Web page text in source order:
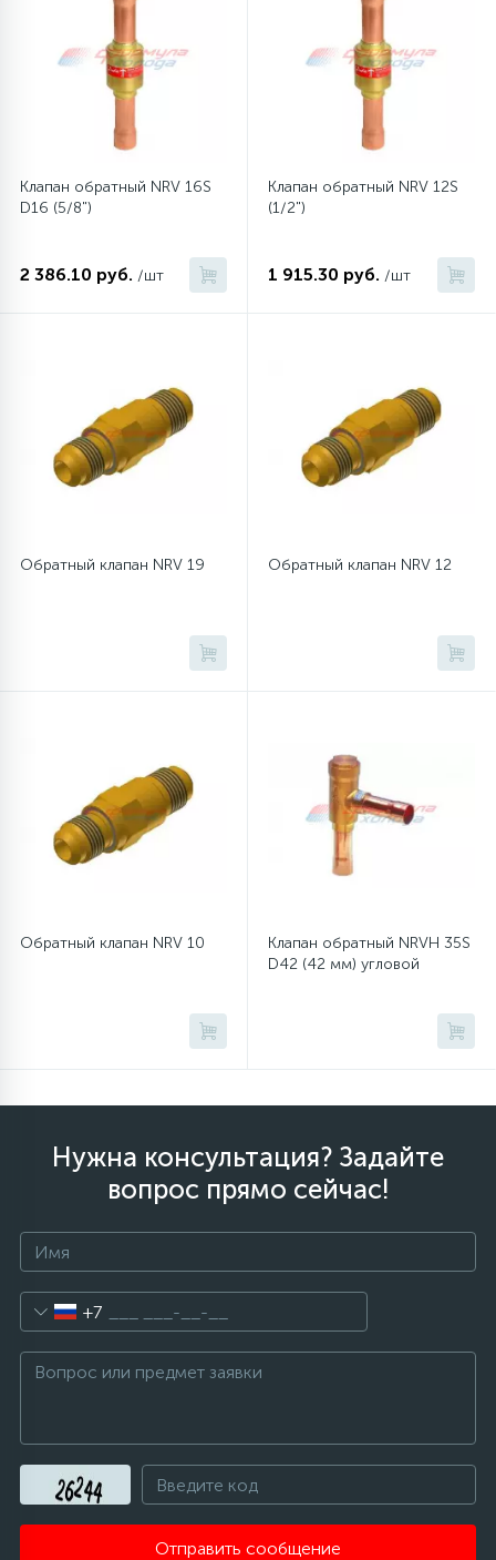
Сливные фильтры
Смазки
Стекла люка
Суппорты (ступицы)
ТЭНы (нагревательные элементы)
Шкивы барабана
Шланги залива
Щетки двигателя
Электронные модули
Клапан обратный NRV 16S
D16 (5/8")
2 386.10 руб. /шт
Клапан обратный NRV 12S
(1/2")
1 915.30 руб. /шт
Обратный клапан NRV 19 Обратный клапан NRV 12
Обратный клапан NRV 10
Клапан обратный NRVH 35S
D42 (42 мм) угловой
Нужна консультация? Задайте
вопрос прямо сейчас!
+7
Отправить сообщение